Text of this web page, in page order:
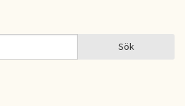
Sök